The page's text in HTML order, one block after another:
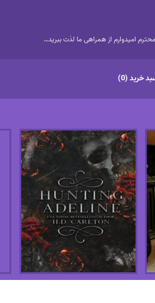
امیدوارم از همراهی ما لذت ببرید…
خرید (0)